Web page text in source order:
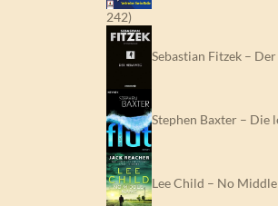
242)
Sebastian Fitzek –
Stephen Baxter – Die
Lee Child – No